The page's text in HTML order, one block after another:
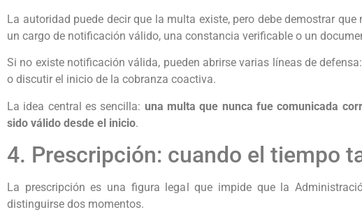
La autoridad puede decir que la multa existe, pero debe demostrar
un cargo de notificación válido, una constancia verificable o un
Si no existe notificación válida, pueden abrirse varias líneas de
o discutir el inicio de la cobranza coactiva.
La idea central es sencilla: una multa que nunca fue comunicada
sido válido desde el inicio.
4. Prescripción: cuando el tiempo
La prescripción es una figura legal que impide que la
distinguirse dos momentos.